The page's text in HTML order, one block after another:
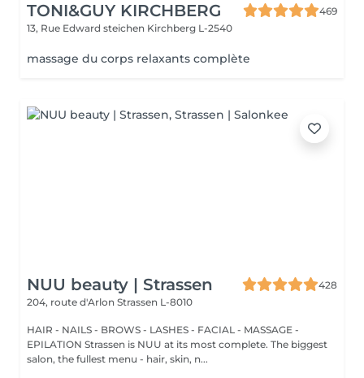
TONI&GUY KIRCHBERG
469
13, Rue Edward steichen Kirchberg L-2540
massage du corps relaxants complète
NUU beauty | Strassen
428
204, route d'Arlon Strassen L-8010
HAIR - NAILS - BROWS - LASHES - FACIAL - MASSAGE -
EPILATION Strassen is NUU at its most complete. The biggest
salon, the fullest menu - hair, skin, n...